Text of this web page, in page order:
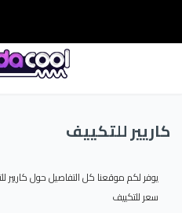
كاريير للتكييف
يوفر لكم موقعنا كل التفاصيل حول
سعر للتكييف